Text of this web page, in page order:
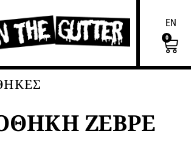
EN
0
ΖΕΒΡΕ